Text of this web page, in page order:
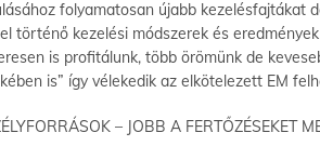
folyamatosan újabb
történő kezelési módszerek és
is profitálunk, több örömünk de
is” így vélekedik az elkötelezett EM
– JOBB A FERTŐZÉSEKET